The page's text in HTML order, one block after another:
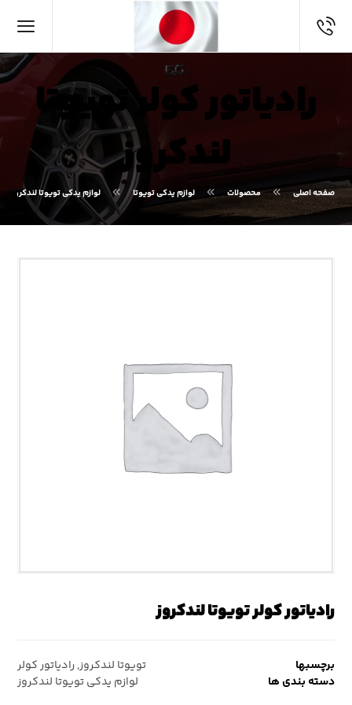
رادیاتور کولر تویوتا
لندکروز
صفحه اصلی محصولات لوازم یدکی تویوتا لوازم یدکی تویوتا لندکروز
رادیاتور کولر تویوتا لندکروز
برچسبها تویوتا لندکروز,رادیاتور کولر
دسته بندی ها
لوازم یدکی تویوتا لندکروز